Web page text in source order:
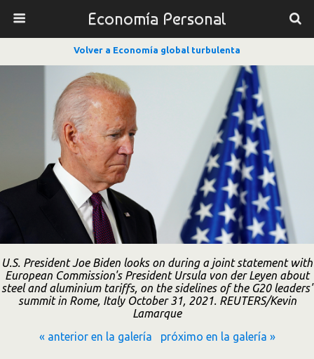
Economía Personal
Volver a Economía global turbulenta
U.S. President Joe Biden looks on during a joint statement with
European Commission's President Ursula von der Leyen about
steel and aluminium tariffs, on the sidelines of the G20 leaders'
summit in Rome, Italy October 31, 2021. REUTERS/Kevin
Lamarque
« anterior en la galería
próximo en la galería »